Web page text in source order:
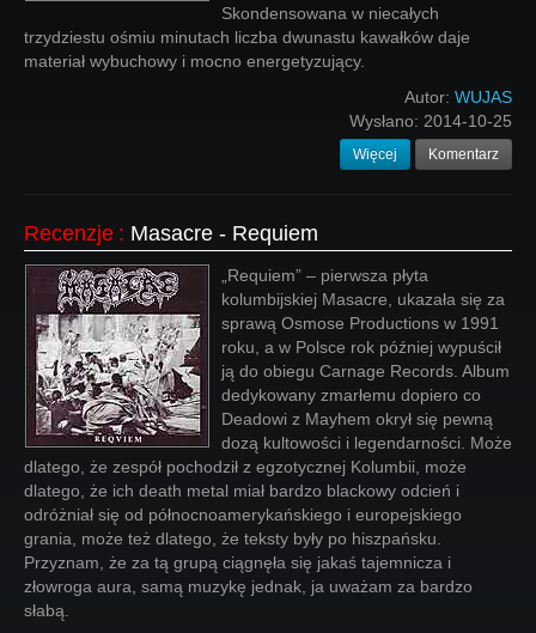
Skondensowana w niecałych
trzydziestu ośmiu minutach liczba dwunastu kawałków daje
materiał wybuchowy i mocno energetyzujący.
Autor: WUJAS
Wysłano: 2014-10-25
Więcej Komentarz
Recenzje : Masacre - Requiem
„Requiem” – pierwsza płyta
kolumbijskiej Masacre, ukazała się za
sprawą Osmose Productions w 1991
roku, a w Polsce rok później wypuścił
ją do obiegu Carnage Records. Album
dedykowany zmarłemu dopiero co
Deadowi z Mayhem okrył się pewną
dozą kultowości i legendarności. Może
dlatego, że zespół pochodził z egzotycznej Kolumbii, może
dlatego, że ich death metal miał bardzo blackowy odcień i
odróżniał się od północnoamerykańskiego i europejskiego
grania, może też dlatego, że teksty były po hiszpańsku.
Przyznam, że za tą grupą ciągnęła się jakaś tajemnicza i
złowroga aura, samą muzykę jednak, ja uważam za bardzo
słabą.